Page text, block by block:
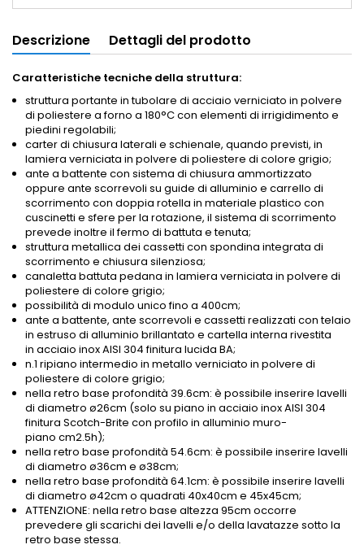
Descrizione Dettagli del prodotto
Caratteristiche tecniche della struttura:
struttura portante in tubolare di acciaio verniciato in polvere
di poliestere a forno a 180°C con elementi di irrigidimento e
piedini regolabili;
carter di chiusura laterali e schienale, quando previsti, in
lamiera verniciata in polvere di poliestere di colore grigio;
ante a battente con sistema di chiusura ammortizzato
oppure ante scorrevoli su guide di alluminio e carrello di
scorrimento con doppia rotella in materiale plastico con
cuscinetti e sfere per la rotazione, il sistema di scorrimento
prevede inoltre il fermo di battuta e tenuta;
struttura metallica dei cassetti con spondina integrata di
scorrimento e chiusura silenziosa;
canaletta battuta pedana in lamiera verniciata in polvere di
poliestere di colore grigio;
possibilità di modulo unico fino a 400cm;
ante a battente, ante scorrevoli e cassetti realizzati con telaio
in estruso di alluminio brillantato e cartella interna rivestita
in acciaio inox AISI 304 finitura lucida BA;
n.1 ripiano intermedio in metallo verniciato in polvere di
poliestere di colore grigio;
nella retro base profondità 39.6cm: è possibile inserire lavelli
di diametro ø26cm (solo su piano in acciaio inox AISI 304
finitura Scotch-Brite con profilo in alluminio muro-
piano cm2.5h);
nella retro base profondità 54.6cm: è possibile inserire lavelli
di diametro ø36cm e ø38cm;
nella retro base profondità 64.1cm: è possibile inserire lavelli
di diametro ø42cm o quadrati 40x40cm e 45x45cm;
ATTENZIONE: nella retro base altezza 95cm occorre
prevedere gli scarichi dei lavelli e/o della lavatazze sotto la
retro base stessa.